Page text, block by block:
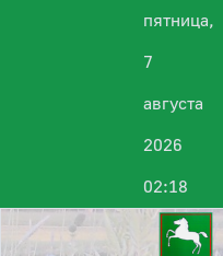
пятница,
7
августа
2026
02:18